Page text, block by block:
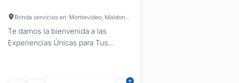
Brinda servicios en: Montevideo, Maldonado, Artigas, Canelones, Cerro Largo, Colonia, Durazno, Flores, Florida, Lavalleja, Paysandú, Río Negro, Rivera, Rocha, Salto, San José, Soriano, Tacuarembó, Treinta y Tres
Te damos la bienvenida a las
Experiencias Únicas para Tus
eventos sean auténticamente